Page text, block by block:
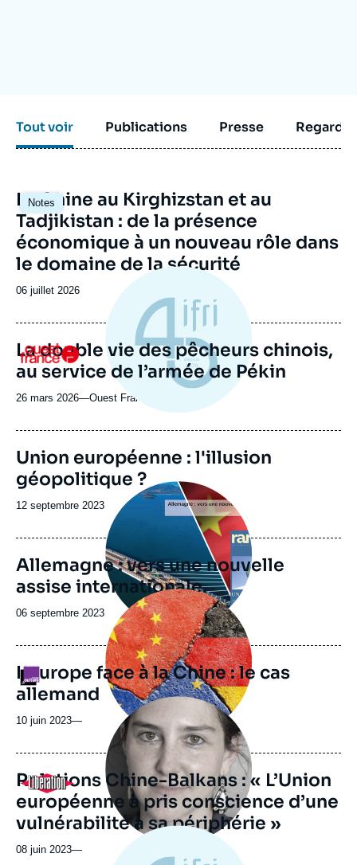
Tout voir Publications Presse
Notes
Image
principale
La Chine au Kirghizstan et au
Tadjikistan : de la présence
économique à un nouveau rôle dans
le domaine de la sécurité
Date
publication
06 juillet 2026
Logo
La double vie des pêcheurs chinois,
au service de l’armée de Pékin
26 mars 2026—Nom
journal,
ou
émission
Ouest France
Union européenne : l'illusion
géopolitique ?
Date
publication
12 septembre 2023
Image
principale
Allemagne : vers une nouvelle
assise internationale.
Date
publication
06 septembre 2023
Logo
Image
principale
médiatique
L’Europe face à la Chine : le cas
allemand
10 juin 2023—
Logo
Image
principale
médiatique
Relations Chine-Balkans : « L’Union
européenne a pris conscience d’une
vulnérabilité à sa périphérie »
08 juin 2023—